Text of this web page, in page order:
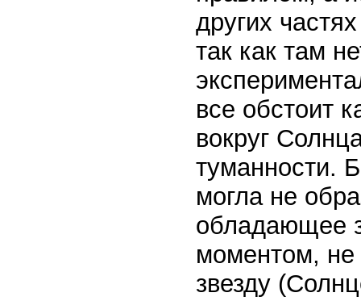
других
так как там
все обстоит
вокруг
туманности.
могла не
обладающее
моментом, не
звезду